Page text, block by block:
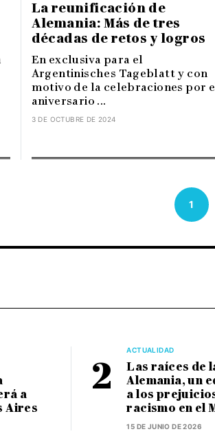
La reunificación de
Alemania: Más de tres
décadas de retos y logros
En exclusiva para el
Argentinisches Tageblatt y con
motivo de la celebraciones por
aniversario ...
3 DE OCTUBRE DE 2024
1
a
Aires
ACTUALIDAD
Las raíces de
Alemania, un
a los
racismo en el
15 DE JUNIO DE 2026